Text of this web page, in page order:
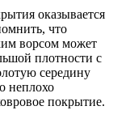
оказывается
что
ворсом может
плотности с
середину
неплохо
покрытие.